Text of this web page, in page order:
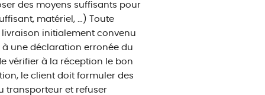
des moyens suffisants pour
matériel, …) Toute
initialement convenu
une déclaration erronée du
vérifier à la réception le bon
le client doit formuler des
transporteur et refuser